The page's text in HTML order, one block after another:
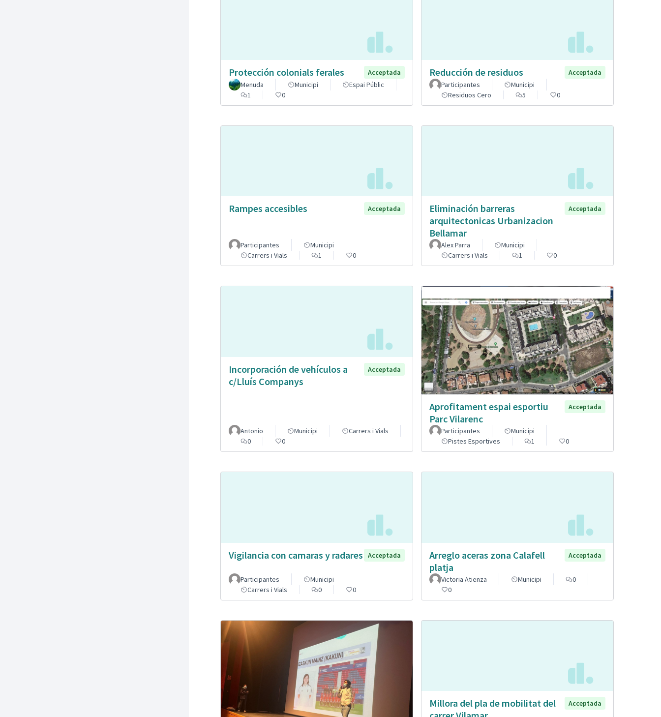
Protección colonials ferales
Acceptada
Menuda
Municipi
Espai Públic
1
0
Reducción de residuos
Acceptada
Participantes
Municipi
Residuos Cero
5 0
Rampes accesibles Acceptada
Participantes
Municipi
Carrers i Vials
1 0
Eliminación barreras
arquitectonicas Urbanizacion
Bellamar
Acceptada
Alex Parra
Municipi
Carrers i Vials
1 0
Incorporación de vehículos a
c/Lluís Companys
Acceptada
Antonio Municipi
Carrers i Vials
0
0
Aprofitament espai esportiu
Parc Vilarenc
Acceptada
Participantes
Municipi
Pistes Esportives
1 0
Vigilancia con camaras y radares Acceptada
Participantes
Municipi
Carrers i Vials
0 0
Arreglo aceras zona Calafell
platja
Acceptada
Victoria Atienza Municipi
0
0
Millora del pla de mobilitat del
Acceptada